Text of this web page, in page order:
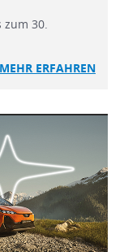
zum 30.
MEHR ERFAHREN